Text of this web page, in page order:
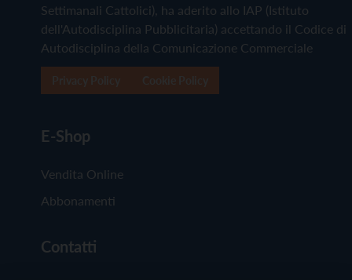
Settimanali Cattolici), ha aderito allo IAP (Istituto
dell'Autodisciplina Pubblicitaria) accettando il Codice di
Autodisciplina della Comunicazione Commerciale
E-Shop
Vendita Online
Abbonamenti
Contatti